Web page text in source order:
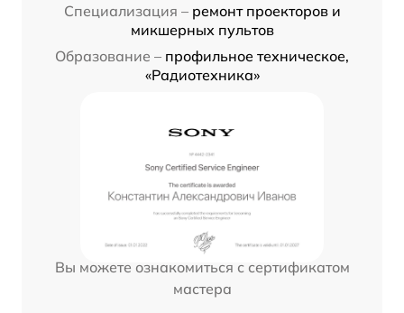
Специализация – ремонт проекторов и
микшерных пультов
Образование – профильное техническое,
«Радиотехника»
Вы можете ознакомиться с сертификатом
мастера